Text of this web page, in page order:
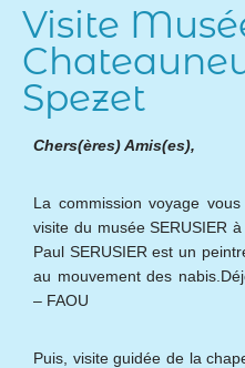
Visite
Spezet
Chers(ères) Amis(es),
La commission voyage
visite du musée SERUSIER à
Paul SERUSIER est un
au mouvement des
– FAOU
Puis, visite guidée de la